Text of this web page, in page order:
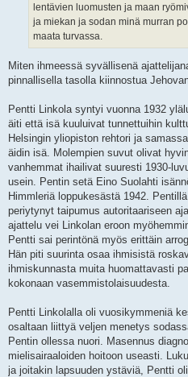
lentävien luomusten ja maan
ja miekan ja sodan minä murran
maata turvassa.
Miten ihmeessä syvällisenä
pinnallisella tasolla kiinnostua
Pentti Linkola syntyi vuonna 1932
äiti että isä kuuluivat tunnettuihin
Helsingin yliopiston rehtori ja
äidin isä. Molempien suvut olivat
vanhemmat ihailivat suuresti 1930-
usein. Pentin setä Eino Suolahti
Himmleriä loppukesästä 1942.
periytynyt taipumus autoritaariseen
ajattelu vei Linkolan eroon
Pentti sai perintönä myös erittäin
Hän piti suurinta osaa ihmisistä
ihmiskunnasta muita huomattavasti
kokonaan vasemmistolaisuudesta.
Pentti Linkolalla oli vuosikymmeniä
osaltaan liittyä veljen menetys
Pentin ollessa nuori. Masennus
mielisairaaloiden hoitoon useasti.
ja joitakin lapsuuden ystäviä, Pentti